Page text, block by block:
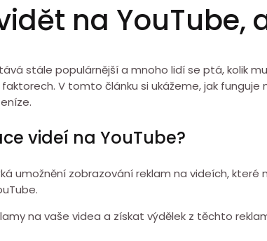
na YouTube,
stále populárnější a mnoho lidí se ptá, kolik
V tomto článku si ukážeme, jak
videí na YouTube?
umožnění zobrazování reklam na videích,
na vaše videa a získat výdělek z těchto